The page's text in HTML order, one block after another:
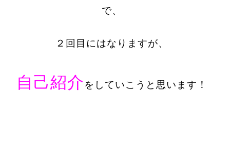
で、
２回目にはなりますが、
自己紹介をしていこうと思います！